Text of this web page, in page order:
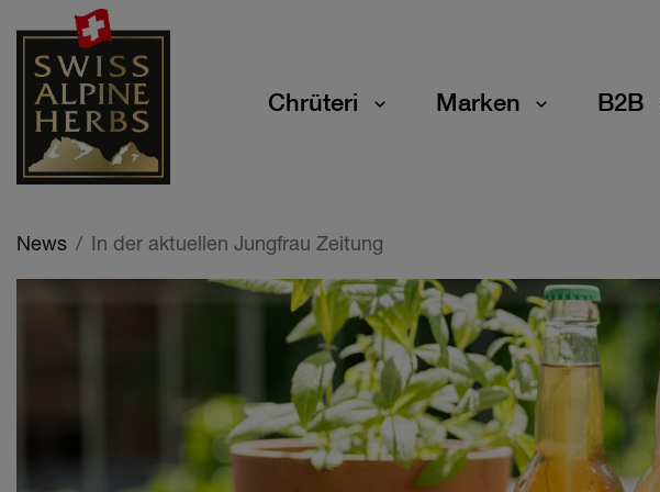
Chrüteri Marken B2B
News In der aktuellen Jungfrau Zeitung